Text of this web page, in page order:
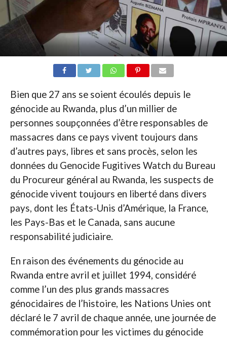
Bien que 27 ans se soient écoulés depuis le
génocide au Rwanda, plus d’un millier de
personnes soupçonnées d’être responsables de
massacres dans ce pays vivent toujours dans
d’autres pays, libres et sans procès, selon les
données du Genocide Fugitives Watch du Bureau
du Procureur général au Rwanda, les suspects de
génocide vivent toujours en liberté dans divers
pays, dont les États-Unis d’Amérique, la France,
les Pays-Bas et le Canada, sans aucune
responsabilité judiciaire.
En raison des événements du génocide au
Rwanda entre avril et juillet 1994, considéré
comme l’un des plus grands massacres
génocidaires de l’histoire, les Nations Unies ont
déclaré le 7 avril de chaque année, une journée de
commémoration pour les victimes du génocide